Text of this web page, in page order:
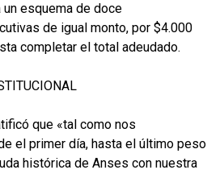
un esquema de doce
de igual monto, por $4.000
completar el total adeudado.
que «tal como nos
el primer día, hasta el último peso
histórica de Anses con nuestra